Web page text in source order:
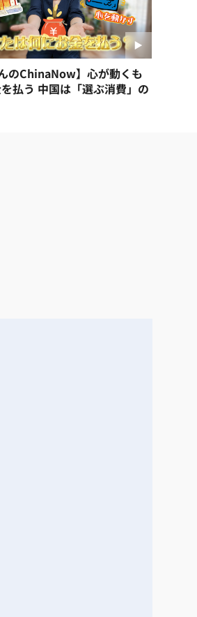
んのChinaNow】心が動くも
払う 中国は「選ぶ消費」の